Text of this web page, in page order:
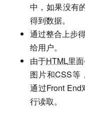
中，如果没有
得到数据。
通过整合上步
给用户。
由于HTML里
图片和CSS等
通过Front
行读取。